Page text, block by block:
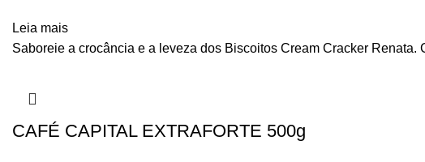
Leia mais
Saboreie a crocância e a leveza dos Biscoitos Cream Cracker
CAFÉ CAPITAL EXTRAFORTE 500g